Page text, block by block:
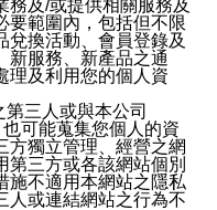
務及/或提供相關服務及
要範圍內，包括但不限
兌換活動、會員登錄及
新服務、新產品之通
理及利用您的個人資
三人或與本公司
可能蒐集您個人的資
方獨立管理、經營之網
第三方或各該網站個別
施不適用本網站之隱私
人或連結網站之行為不